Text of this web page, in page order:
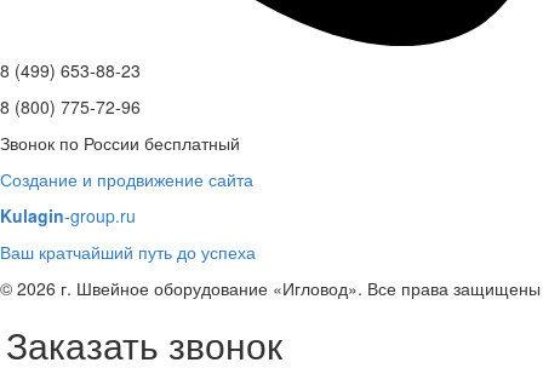
8 (499) 653-88-23
8 (800) 775-72-96
Звонок по России бесплатный
Создание и продвижение сайта
Kulagin-group.ru
Ваш кратчайший путь до успеха
© 2026 г. Швейное оборудование «Игловод». Все права защищены
Заказать звонок